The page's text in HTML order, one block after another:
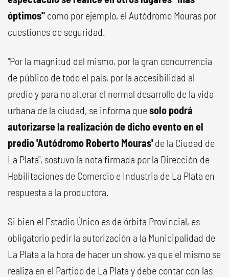
óptimos" como por ejemplo, el Autódromo Mouras por
cuestiones de seguridad.
"Por la magnitud del mismo, por la gran concurrencia
de público de todo el país, por la accesibilidad al
predio y para no alterar el normal desarrollo de la vida
urbana de la ciudad, se informa quesolo podrá
autorizarse la realización de dicho evento en el
predio 'Autódromo Roberto Mouras' de la Ciudad de
La Plata", sostuvo la nota firmada por la Dirección de
Habilitaciones de Comercio e Industria de La Plata en
respuesta a la productora.
Si bien el Estadio Único es de órbita Provincial, es
obligatorio pedir la autorización a la Municipalidad de
La Plata a la hora de hacer un show, ya que el mismo se
realiza en el Partido de La Plata y debe contar con las